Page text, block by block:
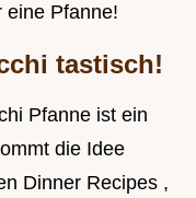
eine Pfanne!
tastisch!
Pfanne ist ein
die Idee
Dinner Recipes ,